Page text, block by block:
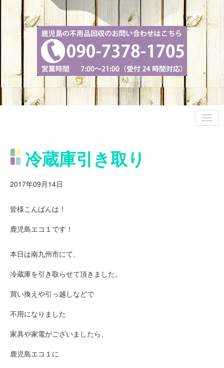
冷蔵庫引き取り
2017年09月14日
皆様こんばんは！
鹿児島エコ１です！
本日は南九州市にて、
冷蔵庫を引き取らせて頂きました。
買い換えや引っ越しなどで
不用になりました
家具や家電がございましたら、
鹿児島エコ１に